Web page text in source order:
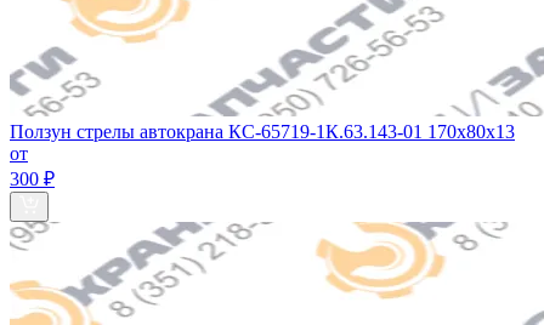
Ползун стрелы автокрана КС-65719-1К.63.143-01 170х80х13
от
300 ₽